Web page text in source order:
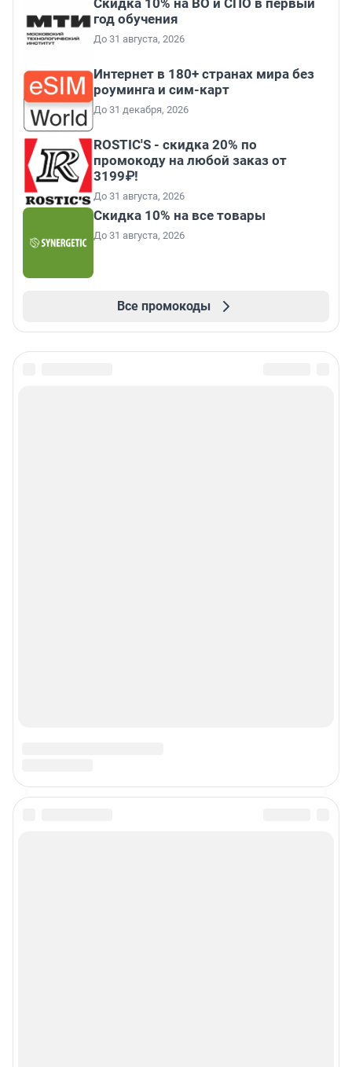
Скидка 10% на ВО и СПО в первый
год обучения
До 31 августа, 2026
Интернет в 180+ странах мира без
роуминга и сим-карт
До 31 декабря, 2026
ROSTIC'S - скидка 20% по
промокоду на любой заказ от
3199₽!
До 31 августа, 2026
Скидка 10% на все товары
До 31 августа, 2026
Все промокоды